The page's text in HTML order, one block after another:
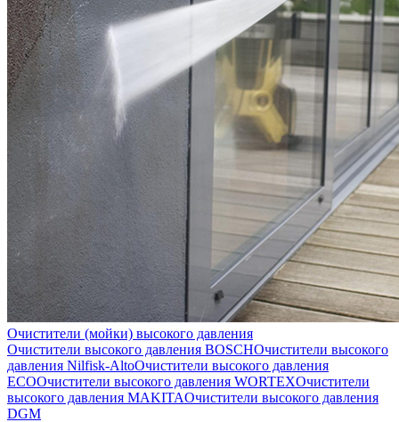
Очистители (мойки) высокого давления
Очистители высокого давления BOSCHОчистители высокого
давления Nilfisk-AltoОчистители высокого давления
ECOОчистители высокого давления WORTEXОчистители
высокого давления MAKITAОчистители высокого давления
DGM